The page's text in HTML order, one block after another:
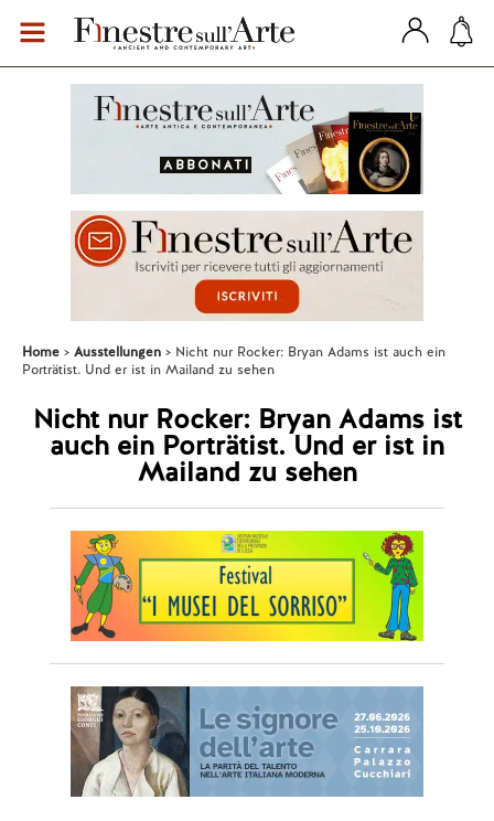
Home Ausstellungen
Nicht nur Rocker: Bryan Adams ist auch ein
Porträtist. Und er ist in Mailand zu sehen
Nicht nur Rocker: Bryan Adams ist
auch ein Porträtist. Und er ist in
Mailand zu sehen